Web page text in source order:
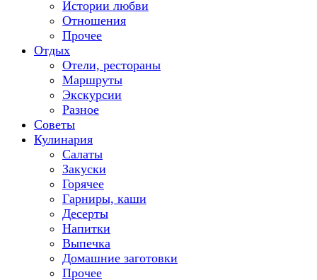
Истории любви
Отношения
Прочее
Отдых
Отели, рестораны
Маршруты
Экскурсии
Разное
Советы
Кулинария
Салаты
Закуски
Горячее
Гарниры, каши
Десерты
Напитки
Выпечка
Домашние заготовки
Прочее